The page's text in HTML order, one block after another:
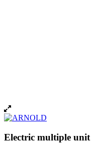
Electric multiple